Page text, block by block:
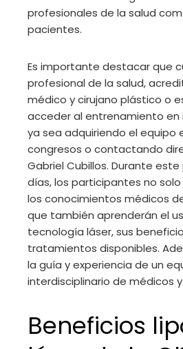
profesionales de la salud
pacientes.
Es importante destacar que
profesional de la salud,
médico y cirujano plástico o
acceder al entrenamiento en
ya sea adquiriendo el equipo
congresos o contactando
Gabriel Cubillos. Durante
días, los participantes no
los conocimientos médicos
que también aprenderán el
tecnología láser, sus
tratamientos disponibles.
la guía y experiencia de un
interdisciplinario de médicos
Beneficios